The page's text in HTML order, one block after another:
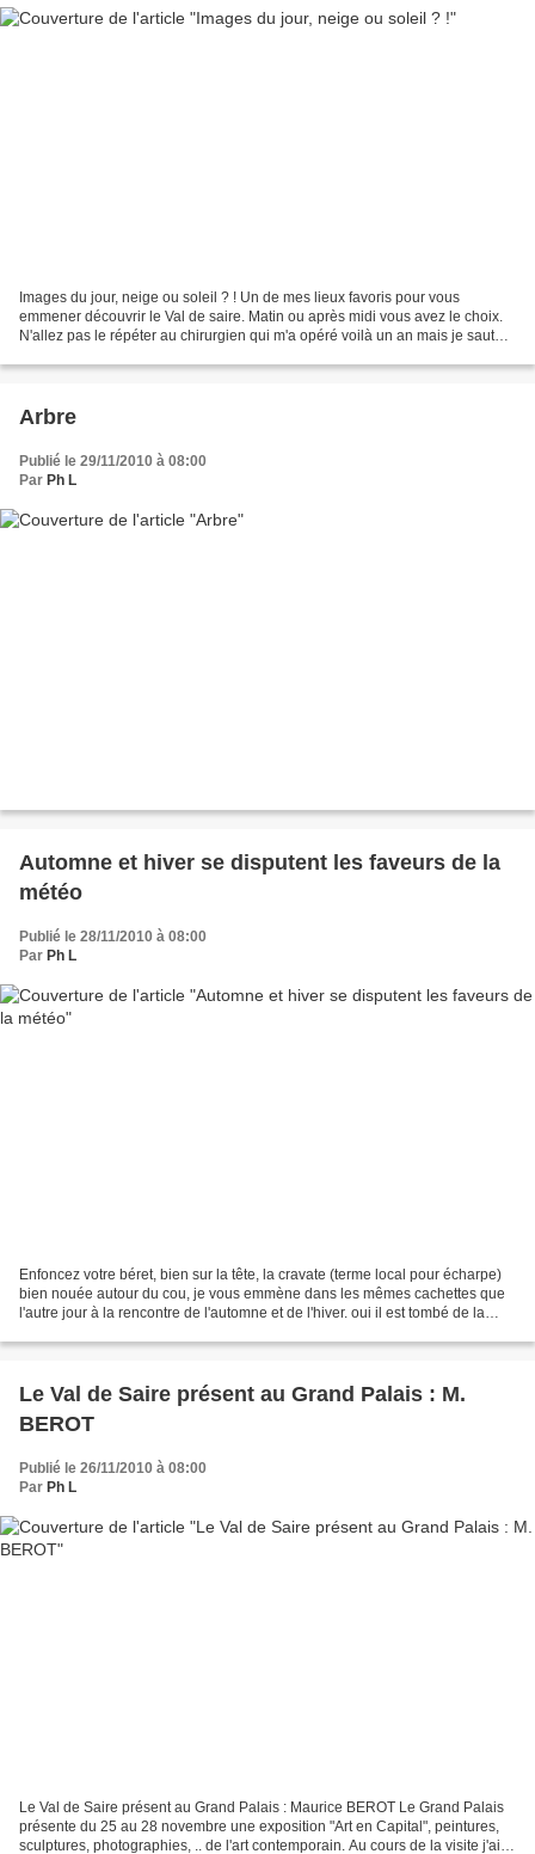
Images du jour, neige ou soleil ? ! Un de mes lieux favoris pour vous
emmener découvrir le Val de saire. Matin ou après midi vous avez le choix.
N'allez pas le répéter au chirurgien qui m'a opéré voilà un an mais je saute à
Arbre
Publié le 29/11/2010 à 08:00
Par Ph L
Automne et hiver se disputent les faveurs de la
météo
Publié le 28/11/2010 à 08:00
Par Ph L
Enfoncez votre béret, bien sur la tête, la cravate (terme local pour écharpe)
bien nouée autour du cou, je vous emmène dans les mêmes cachettes que
l'autre jour à la rencontre de l'automne et de l'hiver. oui il est tombé de la
Le Val de Saire présent au Grand Palais : M.
BEROT
Publié le 26/11/2010 à 08:00
Par Ph L
Le Val de Saire présent au Grand Palais : Maurice BEROT Le Grand Palais
présente du 25 au 28 novembre une exposition "Art en Capital", peintures,
sculptures, photographies, .. de l'art contemporain. Au cours de la visite j'ai